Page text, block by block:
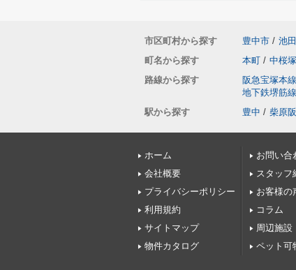
市区町村から探す 豊中市 / 池
町名から探す
本町 / 中桜塚
路線から探す
阪急宝塚本線
地下鉄堺筋線
駅から探す
豊中 / 柴原
ホーム
会社概要
プライバシーポリシー
利用規約
サイトマップ
物件カタログ
お問い合
スタッフ
お客様の
コラム
周辺施設
ペット可